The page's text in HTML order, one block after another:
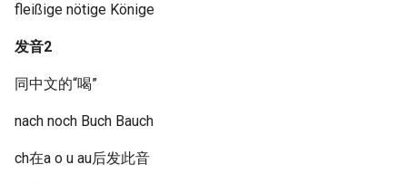
fleißige nötige Könige
发音2
同中文的“喝”
nach noch Buch Bauch
ch在a o u au后发此音